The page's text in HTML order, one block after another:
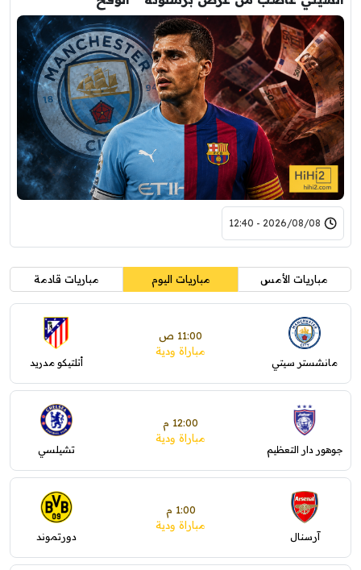
2026/08/08 - 12:40
مباريات الأمس مباريات اليوم مباريات قادمة
مانشستر سيتي
11:00 ص
مباراة ودية
أتلتيكو مدريد
جوهور دار التعظيم
12:00 م
مباراة ودية
تشيلسي
آرسنال
1:00 م
مباراة ودية
دورتموند